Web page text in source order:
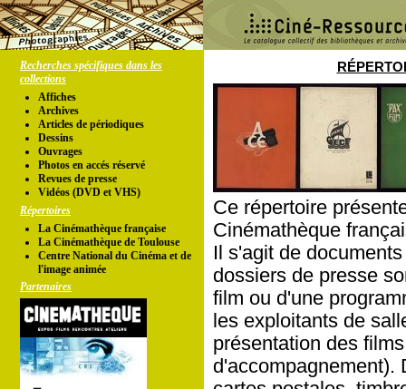
Recherches spécifiques dans les
collections
Affiches
Archives
Articles de périodiques
Dessins
Ouvrages
Photos en accés réservé
Revues de presse
Vidéos (DVD et VHS)
Répertoires
La Cinémathèque française
La Cinémathèque de Toulouse
Centre National du Cinéma et de
l'image animée
Partenaires
Ce répertoire
Cinémathèque
Il s'agit de
dossiers de presse
film ou d'une
les exploitants de
présentation des
d'accompagnement).